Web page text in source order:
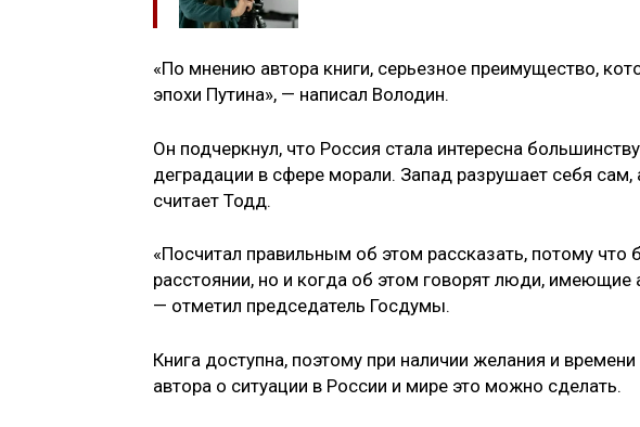
«По мнению автора книги, серьезное преимущество,
эпохи Путина», — написал Володин.
Он подчеркнул, что Россия стала интересна
деградации в сфере морали. Запад разрушает себя
считает Тодд.
«Посчитал правильным об этом рассказать, потому что
расстоянии, но и когда об этом говорят люди, имеющие
— отметил председатель Госдумы.
Книга доступна, поэтому при наличии желания и
автора о ситуации в России и мире это можно сделать.